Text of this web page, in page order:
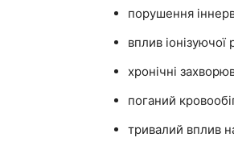
порушення
вплив іонізуючої
хронічні
поганий
тривалий вплив